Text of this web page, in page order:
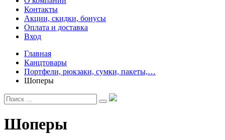
Контакты
Акции, скидки, бонусы
Оплата и доставка
Вход
Главная
Канцтовары
Портфели, рюкзаки, сумки, пакеты,…
Шоперы
Шоперы